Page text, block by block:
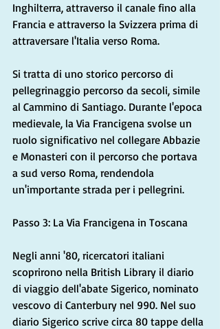
Inghilterra, attraverso il canale fino alla
Francia e attraverso la Svizzera prima di
attraversare l'Italia verso Roma.
Si tratta di uno storico percorso di
pellegrinaggio percorso da secoli, simile
al Cammino di Santiago. Durante l'epoca
medievale, la Via Francigena svolse un
ruolo significativo nel collegare Abbazie
e Monasteri con il percorso che portava
a sud verso Roma, rendendola
un'importante strada per i pellegrini.
Passo 3: La Via Francigena in Toscana
Negli anni '80, ricercatori italiani
scoprirono nella British Library il diario
di viaggio dell'abate Sigerico, nominato
vescovo di Canterbury nel 990. Nel suo
diario Sigerico scrive circa 80 tappe della